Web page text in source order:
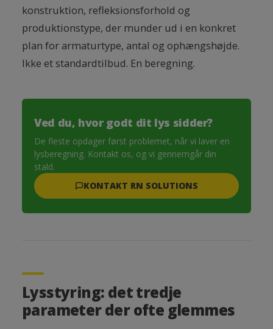
konstruktion, refleksionsforhold og
produktionstype, der munder ud i en konkret
plan for armaturtype, antal og ophængshøjde.
Ikke et standardtilbud. En beregning.
Ved du, hvor godt dit lys sidder?
De fleste opdager først problemet, når vi laver en
lysberegning. Kontakt os, og vi gennemgår din
stald.
KONTAKT RN SOLUTIONS
Lysstyring: det tredje
parameter der ofte glemmes